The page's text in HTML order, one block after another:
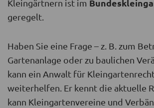
Kleingärtnern ist im
geregelt.
Haben Sie eine Frage – z. B. zum
Gartenanlage oder zu baulichen
kann ein Anwalt für
weiterhelfen. Er kennt die aktuelle
kann Kleingartenvereine und